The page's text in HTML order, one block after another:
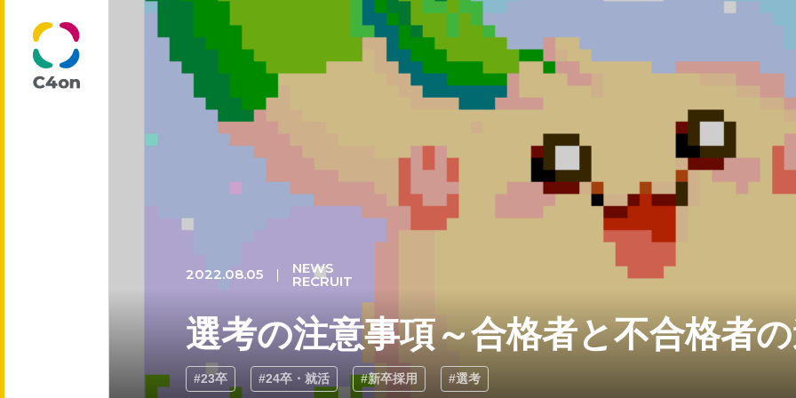
トップページ
理念
会社情報
2022.08.05 NEWS
RECRUIT
選考の注意事項～合格者と不合格者
#23卒 #24卒・就活 #新卒採用 #選考